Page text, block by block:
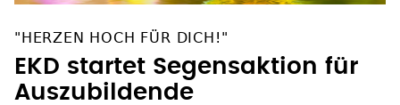
"HERZEN HOCH FÜR DICH!"
EKD startet Segensaktion für
Auszubildende